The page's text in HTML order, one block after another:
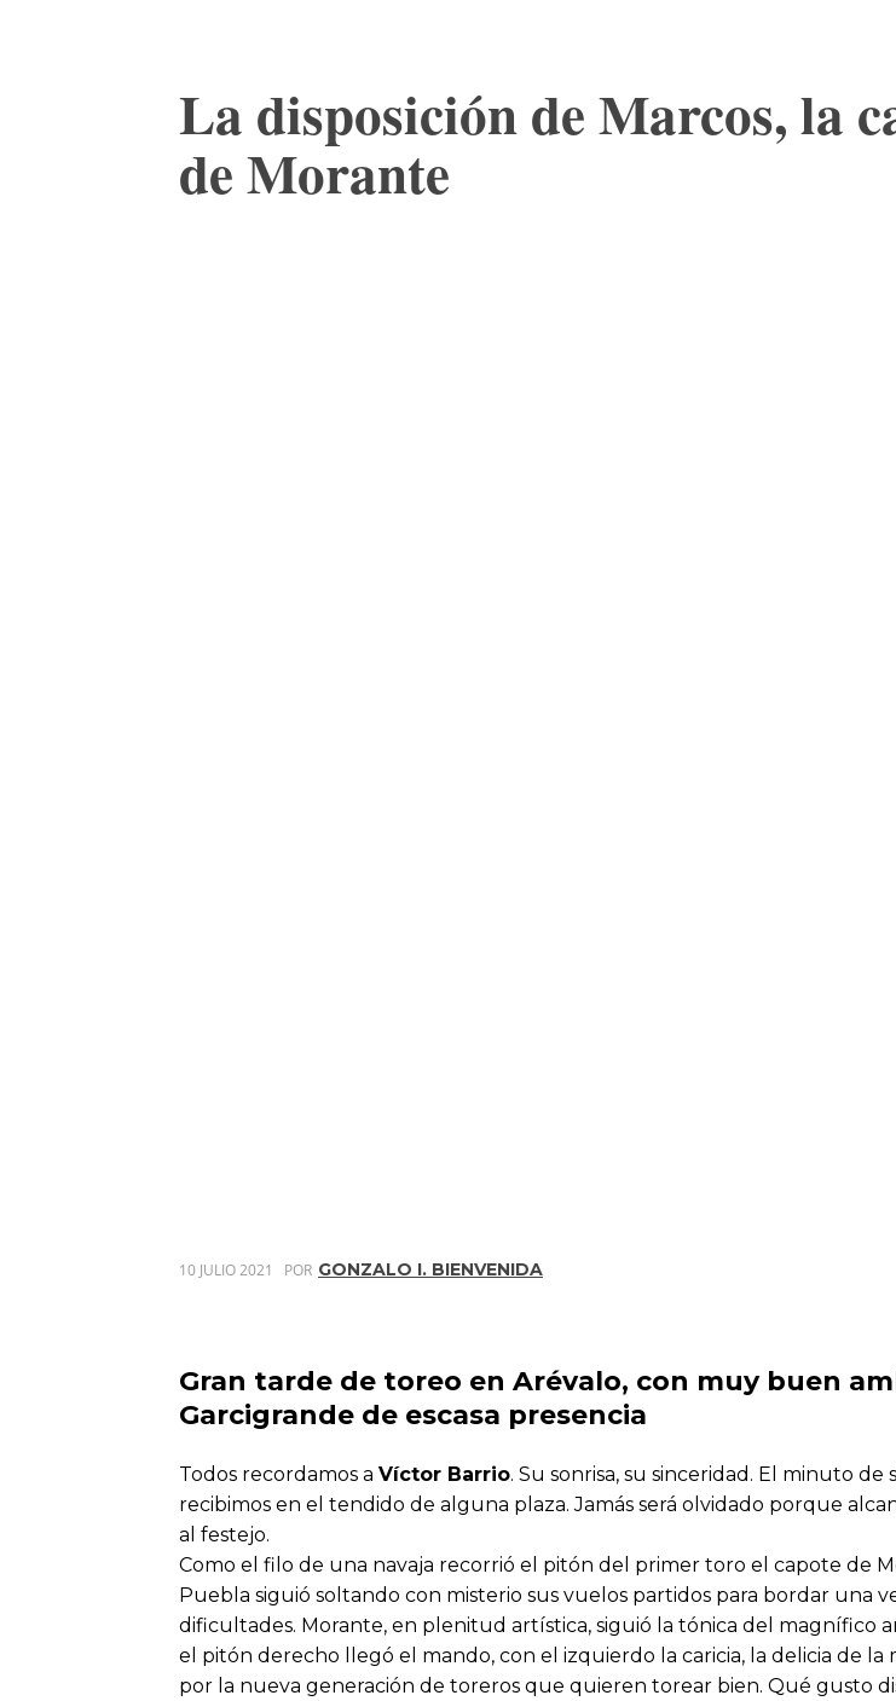
La disposición de Marcos, la
de Morante
10 JULIO 2021 POR GONZALO I. BIENVENIDA
Gran tarde de toreo en Arévalo, con muy buen
Garcigrande de escasa presencia
Todos recordamos a Víctor Barrio. Su sonrisa, su sinceridad. El minuto
recibimos en el tendido de alguna plaza. Jamás será olvidado porque
al festejo.
Como el filo de una navaja recorrió el pitón del primer toro el capote de
Puebla siguió soltando con misterio sus vuelos partidos para bordar una
dificultades. Morante, en plenitud artística, siguió la tónica del magnífico
el pitón derecho llegó el mando, con el izquierdo la caricia, la delicia de
por la nueva generación de toreros que quieren torear bien. Qué gusto